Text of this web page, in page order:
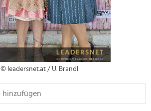
© leadersnet.at / U. Brandl